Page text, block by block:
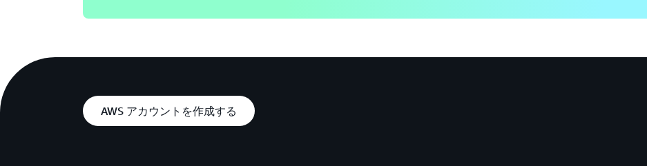
AWS アカウントを作成する